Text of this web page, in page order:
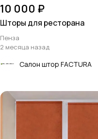
10 000 ₽
Шторы для ресторана
Пенза
2 месяца назад
Салон штор FACTURA